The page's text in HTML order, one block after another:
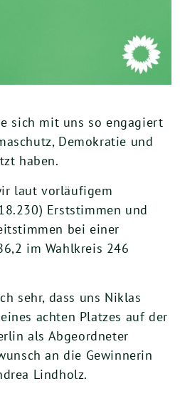
sich mit uns so engagiert
Demokratie und
haben.
laut vorläufigem
Erststimmen und
bei einer
im Wahlkreis 246
sehr, dass uns Niklas
achten Platzes auf der
als Abgeordneter
an die Gewinnerin
Lindholz.